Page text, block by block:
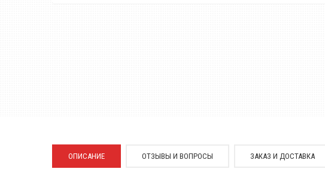
ОПИСАНИЕ ОТЗЫВЫ И ВОПРОСЫ ЗАКАЗ И ДОСТАВКА